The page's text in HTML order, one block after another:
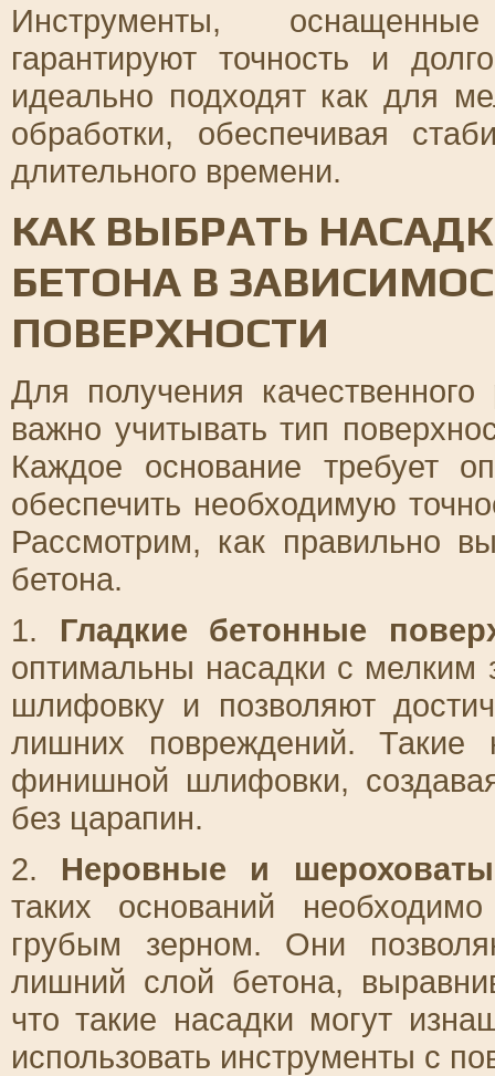
Инструменты,
гарантируют точность и
идеально подходят как для
обработки, обеспечивая
длительного времени.
КАК ВЫБРАТЬ
БЕТОНА В
ПОВЕРХНОСТИ
Для получения
важно учитывать тип
Каждое основание требует
обеспечить необходимую
Рассмотрим, как правильно
бетона.
1. Гладкие бетонные
оптимальны насадки с
шлифовку и позволяют
лишних повреждений. Такие
финишной шлифовки,
без царапин.
2. Неровные и
таких оснований
грубым зерном. Они
лишний слой бетона,
что такие насадки могут
использовать инструменты с